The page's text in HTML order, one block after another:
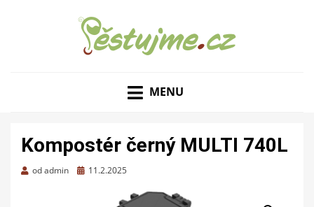
MENU
Kompostér černý MULTI 740L
odadmin
Zveřejněno
11.2.2025